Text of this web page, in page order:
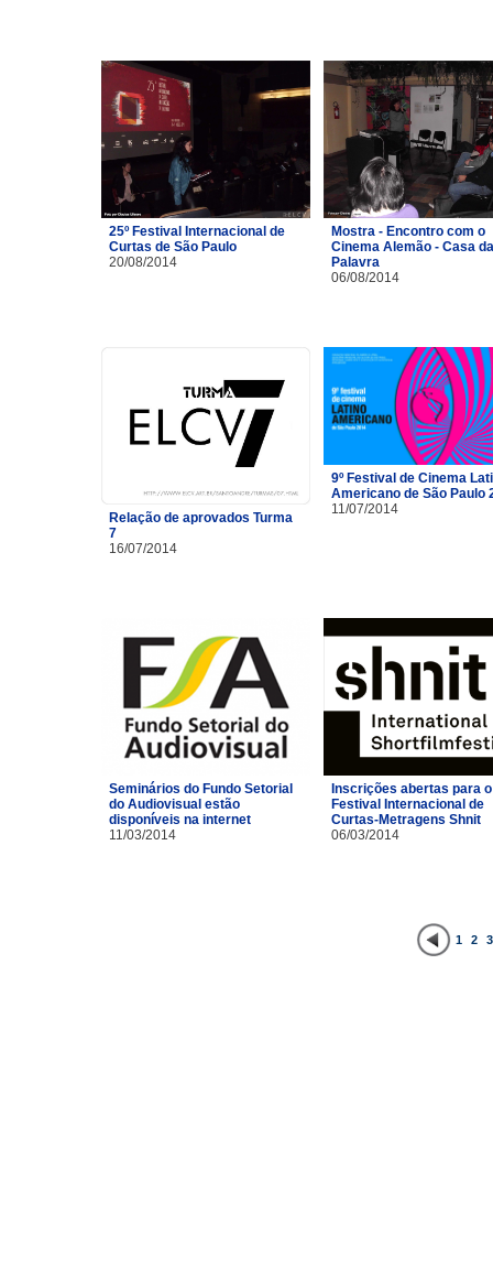
25º Festival Internacional de
Curtas de São Paulo
20/08/2014
Mostra - Encontro com o
Cinema Alemão - Casa da
Palavra
06/08/2014
Relação de aprovados Turma
7
16/07/2014
9º Festival de Cinema
Americano de São Paulo
11/07/2014
Seminários do Fundo Setorial
do Audiovisual estão
disponíveis na internet
11/03/2014
Inscrições abertas para o
Festival Internacional de
Curtas-Metragens Shnit
06/03/2014
1 2 3